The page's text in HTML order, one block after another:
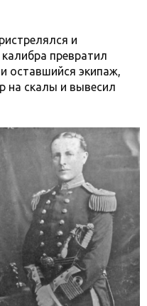
и
превратил
оставшийся экипаж,
на скалы и вывесил